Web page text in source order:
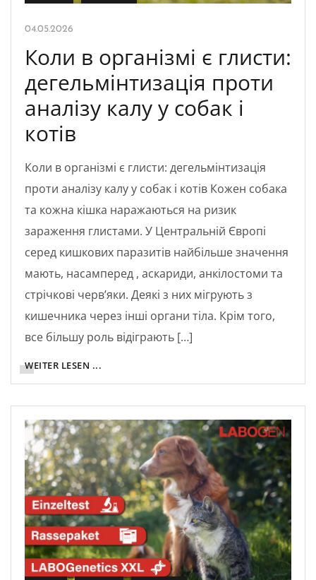
04.05.2026
Коли в організмі є глисти:
дегельмінтизація проти
аналізу калу у собак і
котів
Коли в організмі є глисти: дегельмінтизація
проти аналізу калу у собак і котів Кожен собака
та кожна кішка наражаються на ризик
зараження глистами. У Центральній Європі
серед кишкових паразитів найбільше значення
мають, насамперед , аскариди, анкілостоми та
стрічкові черв’яки. Деякі з них мігрують з
кишечника через інші органи тіла. Крім того,
все більшу роль відіграють […]
WEITER LESEN ...